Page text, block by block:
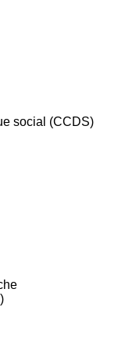
social (CCDS)